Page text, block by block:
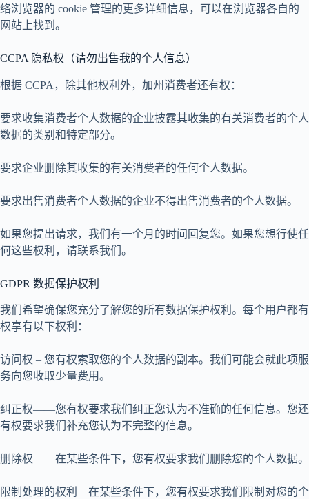
络浏览器的 cookie 管理的更多详细信息，可以在浏览器各自的
网站上找到。
CCPA 隐私权（请勿出售我的个人信息）
根据 CCPA，除其他权利外，加州消费者还有权：
要求收集消费者个人数据的企业披露其收集的有关消费者的个人
数据的类别和特定部分。
要求企业删除其收集的有关消费者的任何个人数据。
要求出售消费者个人数据的企业不得出售消费者的个人数据。
如果您提出请求，我们有一个月的时间回复您。如果您想行使任
何这些权利，请联系我们。
GDPR 数据保护权利
我们希望确保您充分了解您的所有数据保护权利。每个用户都有
权享有以下权利：
访问权 – 您有权索取您的个人数据的副本。我们可能会就此项服
务向您收取少量费用。
纠正权——您有权要求我们纠正您认为不准确的任何信息。您还
有权要求我们补充您认为不完整的信息。
删除权——在某些条件下，您有权要求我们删除您的个人数据。
限制处理的权利 – 在某些条件下，您有权要求我们限制对您的个